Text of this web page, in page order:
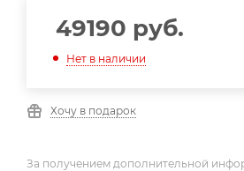
49190 руб.
Нет в наличии
Хочу в подарок
За получением дополнительной